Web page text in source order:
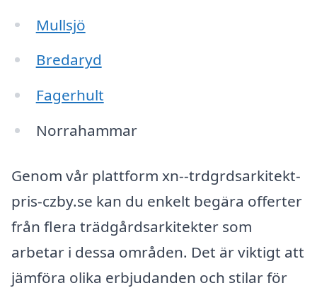
Mullsjö
Bredaryd
Fagerhult
Norrahammar
Genom vår plattform xn--trdgrdsarkitekt-
pris-czby.se kan du enkelt begära offerter
från flera trädgårdsarkitekter som
arbetar i dessa områden. Det är viktigt att
jämföra olika erbjudanden och stilar för